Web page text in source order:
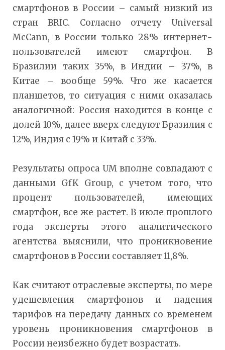
смартфонов в России – самый низкий из
стран BRIC. Согласно отчету Universal
McCann, в России только 28% интернет-
пользователей имеют смартфон. В
Бразилии таких 35%, в Индии – 37%, в
Китае – вообще 59%. Что же касается
планшетов, то ситуация с ними оказалась
аналогичной: Россия находится в конце с
долей 10%, далее вверх следуют Бразилия с
12%, Индия с 19% и Китай с 33%.
Результаты опроса UM вполне совпадают с
данными GfK Group, с учетом того, что
процент пользователей, имеющих
смартфон, все же растет. В июле прошлого
года эксперты этого аналитического
агентства выяснили, что проникновение
смартфонов в России составляет 11,8%.
Как считают отраслевые эксперты, по мере
удешевления смартфонов и падения
тарифов на передачу данных со временем
уровень проникновения смартфонов в
России неизбежно будет возрастать.